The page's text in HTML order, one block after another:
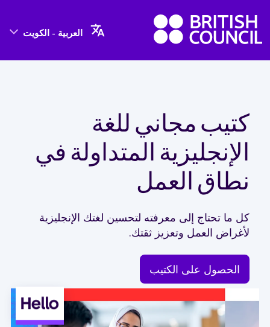
العربية - الكويت
كتيب مجاني للغة
الإنجليزية المتداولة في
نطاق العمل
كل ما تحتاج إلى معرفته لتحسين لغتك الإنجليزية
لأغراض العمل وتعزيز ثقتك.
الحصول على الكتيب
Hello